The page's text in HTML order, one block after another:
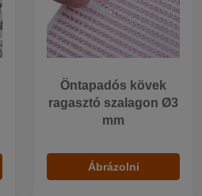
Öntapadós kövek
ragasztó szalagon Ø3
mm
Ábrázolni